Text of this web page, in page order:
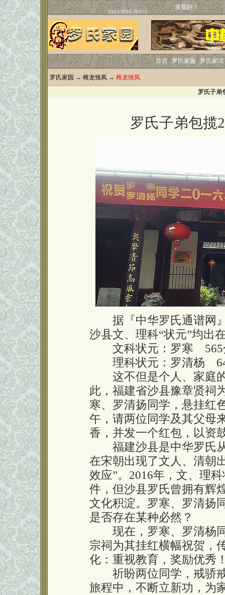
凌晨好！
首页 罗氏家族 罗氏家话
罗氏家园 → 稚龙雏凤 → 稚龙雏凤
罗氏子弟
罗氏子弟包揽
据『中华罗氏通谱网』
沙县文、理科“状元”均出
文科状元：罗寒 565
理科状元：罗清杨
这不但是个人、家庭的
此，福建省沙县豫章贤祠
寒、罗清扬同学，悬挂红
午，请两位同学及其父母
香，并发一个红包，以资
福建沙县是中华罗氏
在宋朝出现了文人、清朝
效应”。2016年，文、理
件，但沙县罗氏曾拥有辉
文化积淀。罗寒、罗清扬
是否存在某种必然？
现在，罗寒、罗清杨同
宗祠为其挂红横幅祝贺，
化：重视教育，奖励优秀
祈盼两位同学，戒骄戒
旅程中，不断立新功，为